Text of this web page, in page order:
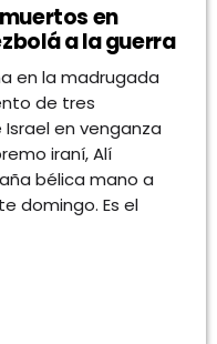
en
a la guerra
en la madrugada
de tres
en venganza
iraní, Alí
bélica mano a
domingo. Es el